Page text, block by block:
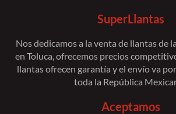
SuperLlantas
Nos dedicamos a la venta de llantas de
en Toluca, ofrecemos precios
llantas ofrecen garantía y el envío va
toda la República
Aceptamos